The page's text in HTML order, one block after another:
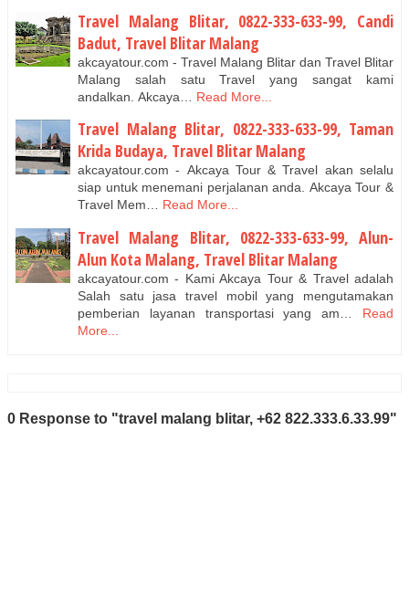
Travel Malang Blitar, 0822-333-633-99, Candi
Badut, Travel Blitar Malang
akcayatour.com - Travel Malang Blitar dan Travel Blitar
Malang salah satu Travel yang sangat kami
andalkan. Akcaya…
Read More...
Travel Malang Blitar, 0822-333-633-99, Taman
Krida Budaya, Travel Blitar Malang
akcayatour.com - Akcaya Tour & Travel akan selalu
siap untuk menemani perjalanan anda. Akcaya Tour &
Travel Mem… Read More...
Travel Malang Blitar, 0822-333-633-99, Alun-
Alun Kota Malang, Travel Blitar Malang
akcayatour.com - Kami Akcaya Tour & Travel adalah
Salah satu jasa travel mobil yang mengutamakan
pemberian layanan transportasi yang am…
Read
More...
0 Response to "travel malang blitar, +62 822.333.6.33.99"